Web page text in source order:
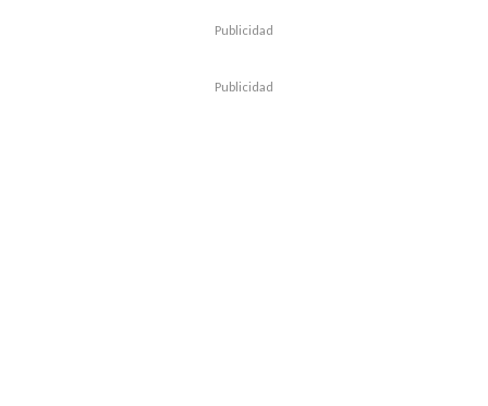
Publicidad
Publicidad